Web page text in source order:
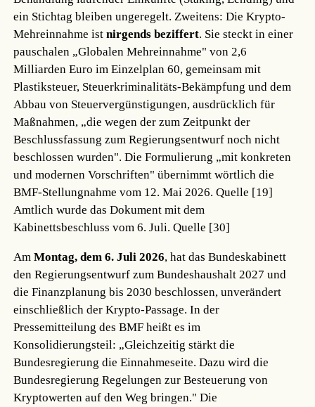
ein Stichtag bleiben ungeregelt. Zweitens: Die Krypto-
Mehreinnahme istnirgends beziffert. Sie steckt in einer
pauschalen „Globalen Mehreinnahme" von 2,6
Milliarden Euro im Einzelplan 60, gemeinsam mit
Plastiksteuer, Steuerkriminalitäts-Bekämpfung und dem
Abbau von Steuervergünstigungen, ausdrücklich für
Maßnahmen, „die wegen der zum Zeitpunkt der
Beschlussfassung zum Regierungsentwurf noch nicht
beschlossen wurden". Die Formulierung „mit konkreten
und modernen Vorschriften" übernimmt wörtlich die
BMF-Stellungnahme vom 12. Mai 2026.Quelle [19]
Amtlich wurde das Dokument mit dem
Kabinettsbeschluss vom 6. Juli.Quelle [30]
AmMontag, dem 6. Juli 2026, hat das Bundeskabinett
den Regierungsentwurf zum Bundeshaushalt 2027 und
die Finanzplanung bis 2030 beschlossen, unverändert
einschließlich der Krypto-Passage. In der
Pressemitteilung des BMF heißt es im
Konsolidierungsteil: „Gleichzeitig stärkt die
Bundesregierung die Einnahmeseite. Dazu wird die
Bundesregierung Regelungen zur Besteuerung von
Kryptowerten auf den Weg bringen." Die